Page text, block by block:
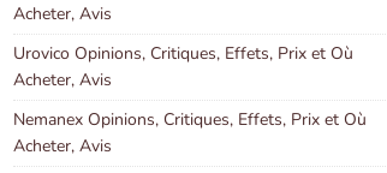
Acheter, Avis
Urovico Opinions, Critiques, Effets, Prix et Où
Acheter, Avis
Nemanex Opinions, Critiques, Effets, Prix et Où
Acheter, Avis